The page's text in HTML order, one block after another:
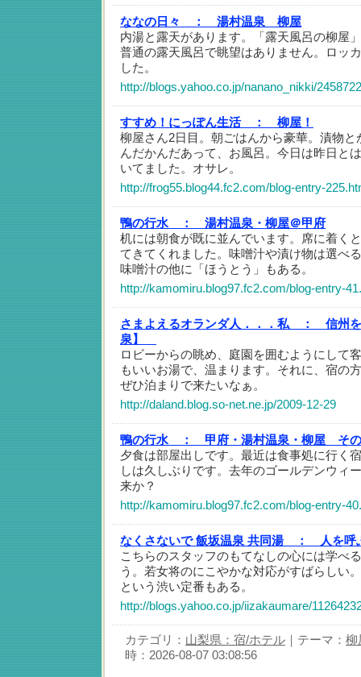
ななの日々 ：
湯村温泉 柳屋
内湯と露天があります。「露天風呂の柳屋
普通の露天風呂で眺望はありません。ロッ
した。
http://blogs.yahoo.co.jp/nanano_nikki/
すすめ！にっぽん生活 ：
柳屋！
柳屋さん2日目。朝ごはんから豪華。漬物
んだかんだあって、お風呂。今日は昨日と
いてました。オサレ。
http://frog55.blog44.fc2.com/blog-entry-
鴨の行水 ：
湯村温泉・柳屋＠甲府
机には朝食が既に並んでいます。席に着く
てきてくれました。味噌汁や漬け物は選べ
味噌汁の他に「ほうとう」もある。
http://kamomiru.blog97.fc2.com/blog-entry-
さまよえるオランダ人．．．私 ：
信州
泉】
ロビーからの眺め、庭園を囲むようにして
もいいお湯で、温まります。それに、宿の
ぜひ泊まりで来たいなぁ。
http://daland.blog.so-net.ne.jp/2009-12-29
鴨の行水 ：
甲府・湯村温泉・柳屋 そ
夕食は部屋出しです。最近は食事処に行く
しは久しぶりです。去年のゴールデンウィ
来か？
http://kamomiru.blog97.fc2.com/blog-entry-
なくさないで 飯坂温泉 共同湯 ：
人を呼
こちらのスタッフのもてなしの心には学べ
う。若女将のにこやかな対応がすばらしい
という渋い定番もある。
http://blogs.yahoo.co.jp/iizakaumare/
カテゴリ： 山梨県：宿/ホテル ｜テーマ： 柳
時：2026-08-07 03:08:56